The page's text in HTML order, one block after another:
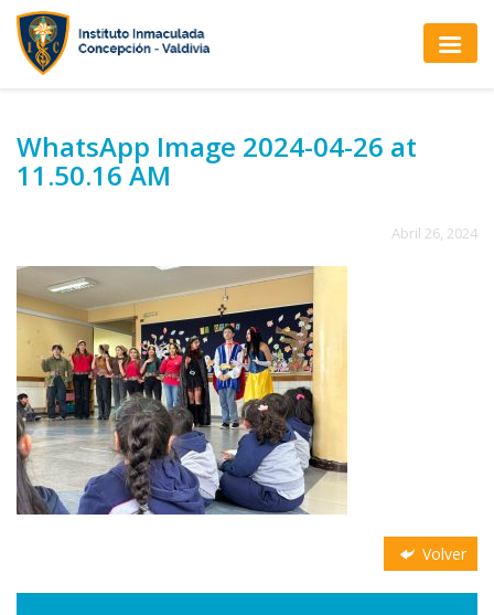
WhatsApp Image 2024-04-26 at
11.50.16 AM
Abril 26, 2024
Volver